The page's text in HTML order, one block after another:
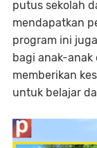
putus sekolah
mendapatkan
program ini
bagi anak-anak
memberikan
untuk belajar